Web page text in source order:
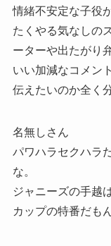
情緒不安定な子役
たくやる気なしの
ーターや出たがり
いい加減なコメン
伝えたいのか全く
名無しさん
パワハラセクハラ
な。
ジャニーズの手越
カップの特番だも